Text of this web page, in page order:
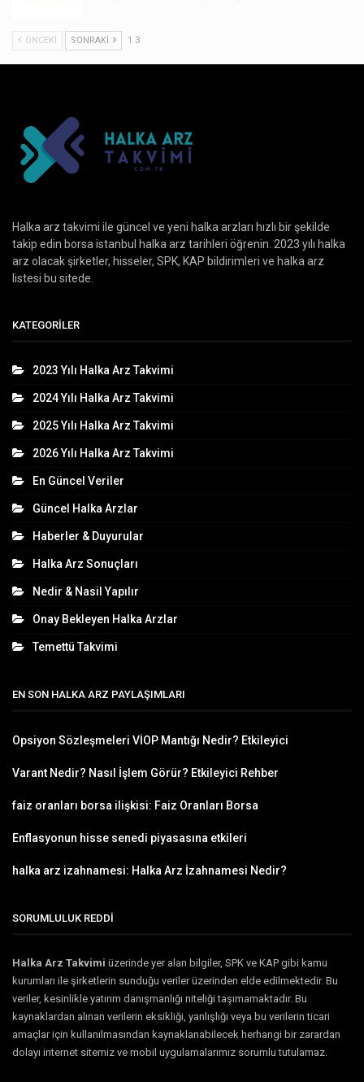
ÖNCEKI SONRAKI 1 3
Halka arz takvimi ile güncel ve yeni halka arzları hızlı bir şekilde
takip edin borsa istanbul halka arz tarihleri öğrenin. 2023 yılı halka
arz olacak şirketler, hisseler, SPK, KAP bildirimleri ve halka arz
listesi bu sitede.
KATEGORILER
2023 Yılı Halka Arz Takvimi
2024 Yılı Halka Arz Takvimi
2025 Yılı Halka Arz Takvimi
2026 Yılı Halka Arz Takvimi
En Güncel Veriler
Güncel Halka Arzlar
Haberler & Duyurular
Halka Arz Sonuçları
Nedir & Nasil Yapılır
Onay Bekleyen Halka Arzlar
Temettü Takvimi
EN SON HALKA ARZ PAYLAŞIMLARI
Opsiyon Sözleşmeleri VİOP Mantığı Nedir? Etkileyici
Varant Nedir? Nasıl İşlem Görür? Etkileyici Rehber
faiz oranları borsa ilişkisi: Faiz Oranları Borsa
Enflasyonun hisse senedi piyasasına etkileri
halka arz izahnamesi: Halka Arz İzahnamesi Nedir?
SORUMLULUK REDDİ
Halka Arz Takvimi üzerinde yer alan bilgiler, SPK ve KAP gibi kamu
kurumları ile şirketlerin sunduğu veriler üzerinden elde edilmektedir. Bu
veriler, kesinlikle yatırım danışmanlığı niteliği taşımamaktadır. Bu
kaynaklardan alınan verilerin eksikliği, yanlışlığı veya bu verilerin ticari
amaçlar için kullanılmasından kaynaklanabilecek herhangi bir zarardan
dolayı internet sitemiz ve mobil uygulamalarımız sorumlu tutulamaz.